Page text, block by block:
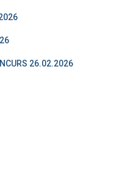
26.02.2026